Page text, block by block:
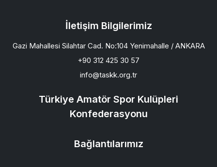
İletişim Bilgilerimiz
Gazi Mahallesi Silahtar Cad. No:104 Yenimahalle / ANKARA
+90 312 425 30 57
info@taskk.org.tr
Türkiye Amatör Spor Kulüpleri
Konfederasyonu
Bağlantılarımız